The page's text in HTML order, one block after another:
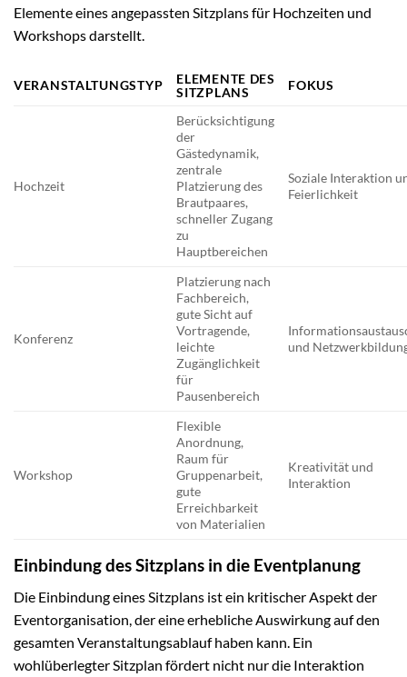
Elemente eines angepassten Sitzplans für Hochzeiten und
Workshops darstellt.
VERANSTALTUNGSTYP
ELEMENTE DES
SITZPLANS
FOKUS
Hochzeit
Berücksichtigung
der
Gästedynamik,
zentrale
Platzierung des
Brautpaares,
schneller Zugang
zu
Hauptbereichen
Soziale Interaktion
Feierlichkeit
Konferenz
Platzierung nach
Fachbereich,
gute Sicht auf
Vortragende,
leichte
Zugänglichkeit
für
Pausenbereich
und
Workshop
Flexible
Anordnung,
Raum für
Gruppenarbeit,
gute
Erreichbarkeit
von Materialien
Kreativität und
Interaktion
Einbindung des Sitzplans in die Eventplanung
Die Einbindung eines Sitzplans ist ein kritischer Aspekt der
Eventorganisation, der eine erhebliche Auswirkung auf den
gesamten Veranstaltungsablauf haben kann. Ein
wohlüberlegter Sitzplan fördert nicht nur die Interaktion